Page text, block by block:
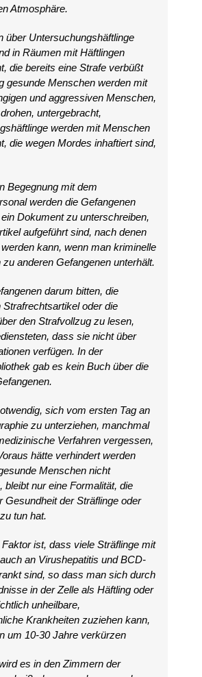
Atmosphäre.
über Untersuchungshäftlinge
in Räumen mit Häftlingen
die bereits eine Strafe verbüßt
gesunde Menschen werden mit
und aggressiven Menschen,
untergebracht,
werden mit Menschen
die wegen Mordes inhaftiert sind,
Begegnung mit dem
werden die Gefangenen
Dokument zu unterschreiben,
aufgeführt sind, nach denen
kann, wenn man kriminelle
anderen Gefangenen unterhält.
darum bitten, die
Strafrechtsartikel oder die
den Strafvollzug zu lesen,
dass sie nicht über
verfügen. In der
gab es kein Buch über die
sich vom ersten Tag an
zu unterziehen, manchmal
Verfahren vergessen,
hätte verhindert werden
Menschen nicht
bleibt nur eine Formalität, die
Gesundheit der Sträflinge oder
tun hat.
ist, dass viele Sträflinge mit
an Virushepatitis und BCD-
sind, so dass man sich durch
in der Zelle als Häftling oder
unheilbare,
Krankheiten zuziehen kann,
um 10-30 Jahre verkürzen
es in den Zimmern der